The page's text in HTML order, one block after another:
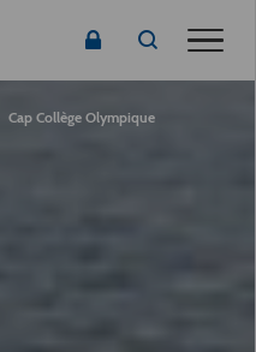
Cap Collège Olympique